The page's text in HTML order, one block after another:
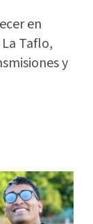
en
Taflo,
y